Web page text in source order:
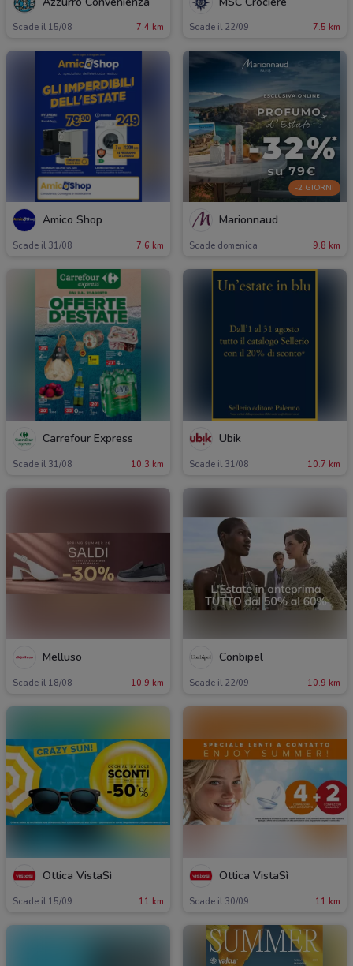
Scade il 15/08 7.4 km Scade il 22/09 7.5 km
Amico Shop
Scade il 31/08 7.6 km
-2 GIORNI
Marionnaud
Scade domenica 9.8 km
Carrefour Express
Scade il 31/08 10.3 km
Ubik
Scade il 31/08 10.7 km
Melluso
Scade il 18/08 10.9 km
Conbipel
Scade il 22/09 10.9 km
Ottica VistaSì
Scade il 15/09 11 km
Ottica VistaSì
Scade il 30/09 11 km